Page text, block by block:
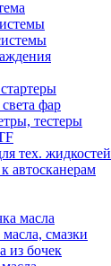
фар
тестеры
тех. жидкостей
автосканерам
масла
смазки
из бочек